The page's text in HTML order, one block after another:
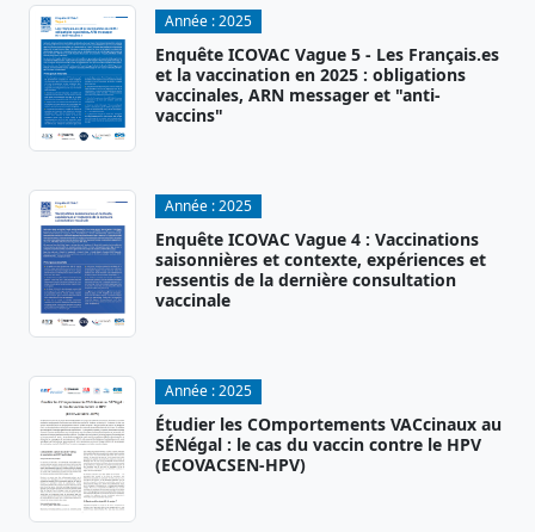
Année :2025
Enquête ICOVAC Vague 5 - Les Français.es
et la vaccination en 2025 : obligations
vaccinales, ARN messager et "anti-
vaccins"
Année :2025
Enquête ICOVAC Vague 4 : Vaccinations
saisonnières et contexte, expériences et
ressentis de la dernière consultation
vaccinale
Année :2025
Étudier les COmportements VACcinaux au
SÉNégal : le cas du vaccin contre le HPV
(ECOVACSEN-HPV)